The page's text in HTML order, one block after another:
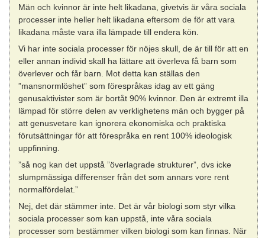
Män och kvinnor är inte helt likadana, givetvis är våra sociala
processer inte heller helt likadana eftersom de för att vara
likadana måste vara illa lämpade till endera kön.
Vi har inte sociala processer för nöjes skull, de är till för att en
eller annan individ skall ha lättare att överleva få barn som
överlever och får barn. Mot detta kan ställas den
”mansnormlöshet” som förespråkas idag av ett gäng
genusaktivister som är bortåt 90% kvinnor. Den är extremt illa
lämpad för större delen av verklighetens män och bygger på
att genusvetare kan ignorera ekonomiska och praktiska
förutsättningar för att förespråka en rent 100% ideologisk
uppfinning.
”så nog kan det uppstå ”överlagrade strukturer”, dvs icke
slumpmässiga differenser från det som annars vore rent
normalfördelat.”
Nej, det där stämmer inte. Det är vår biologi som styr vilka
sociala processer som kan uppstå, inte våra sociala
processer som bestämmer vilken biologi som kan finnas. När